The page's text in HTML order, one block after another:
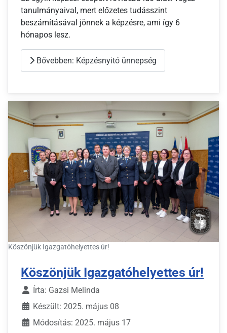
tanulmányaival, mert előzetes tudásszint
beszámításával jönnek a képzésre, ami így 6
hónapos lesz.
Bővebben: Képzésnyitó ünnepség
Köszönjük Igazgatóhelyettes úr!
Köszönjük Igazgatóhelyettes úr!
Írta: Gazsi Melinda
Készült: 2025. május 08
Módosítás: 2025. május 17